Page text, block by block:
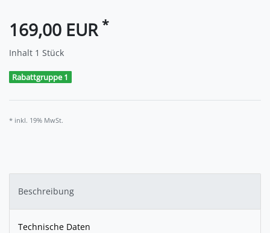
169,00 EUR *
Inhalt 1 Stück
Rabattgruppe 1
* inkl. 19% MwSt.
Beschreibung
Technische Daten